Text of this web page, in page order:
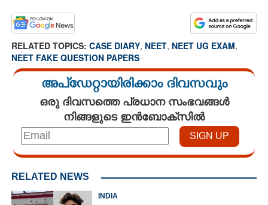
RELATED TOPICS: CASE DIARY, NEET, NEET UG EXAM,
NEET FAKE QUESTION PAPERS
അപ്ഡേറ്റായിരിക്കാം ദിവസവും
ഒരു ദിവസത്തെ പ്രധാന സംഭവങ്ങൾ
നിങ്ങളുടെ ഇൻബോക്സിൽ
RELATED NEWS
INDIA